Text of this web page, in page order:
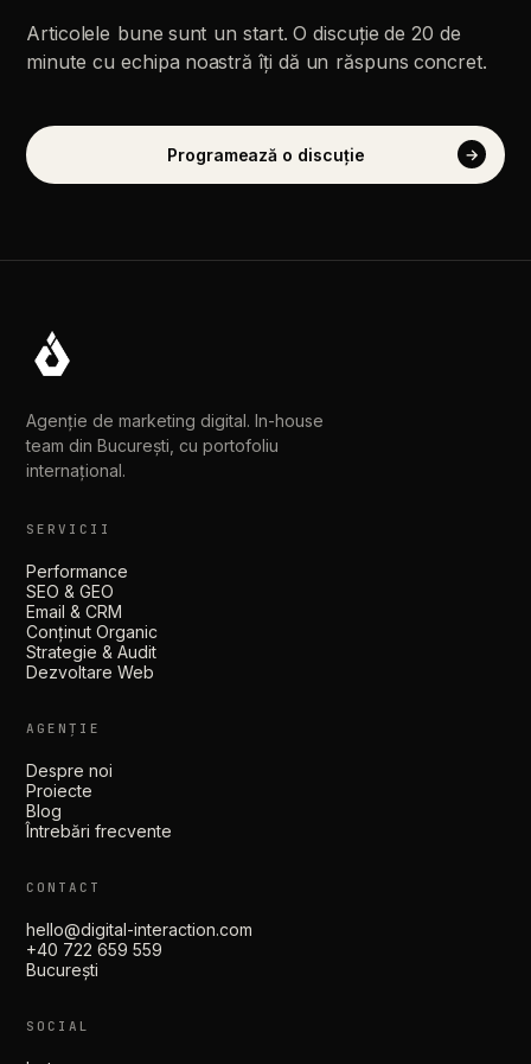
Articolele bune sunt un start. O discuție de 20 de
minute cu echipa noastră îți dă un răspuns concret.
Programează o discuție →
Agenție de marketing digital. In-house
team din București, cu portofoliu
internațional.
SERVICII
Performance
SEO & GEO
Email & CRM
Conținut Organic
Strategie & Audit
Dezvoltare Web
AGENȚIE
Despre noi
Proiecte
Blog
Întrebări frecvente
CONTACT
hello@digital-interaction.com
+40 722 659 559
București
SOCIAL